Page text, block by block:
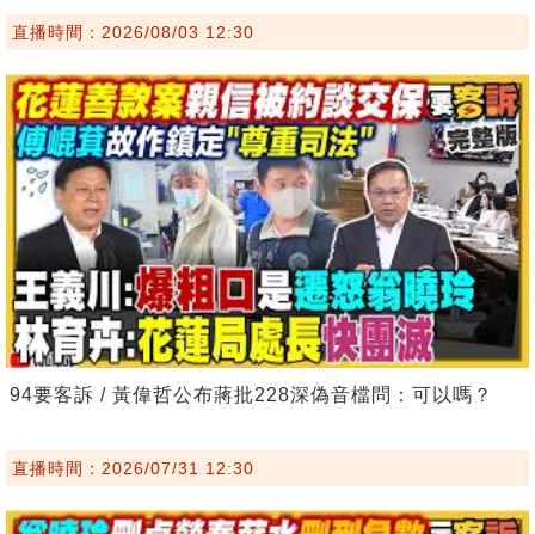
直播時間：2026/08/03 12:30
94要客訴 / 黃偉哲公布蔣批228深偽音檔問：可以嗎？
直播時間：2026/07/31 12:30